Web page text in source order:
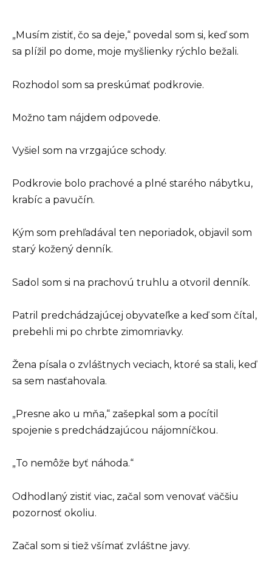
„Musím zistiť, čo sa deje,“ povedal som si, keď som
sa plížil po dome, moje myšlienky rýchlo bežali.
Rozhodol som sa preskúmať podkrovie.
Možno tam nájdem odpovede.
Vyšiel som na vrzgajúce schody.
Podkrovie bolo prachové a plné starého nábytku,
krabíc a pavučín.
Kým som prehľadával ten neporiadok, objavil som
starý kožený denník.
Sadol som si na prachovú truhlu a otvoril denník.
Patril predchádzajúcej obyvateľke a keď som čítal,
prebehli mi po chrbte zimomriavky.
Žena písala o zvláštnych veciach, ktoré sa stali, keď
sa sem nasťahovala.
„Presne ako u mňa,“ zašepkal som a pocítil
spojenie s predchádzajúcou nájomníčkou.
„To nemôže byť náhoda.“
Odhodlaný zistiť viac, začal som venovať väčšiu
pozornosť okoliu.
Začal som si tiež všímať zvláštne javy.